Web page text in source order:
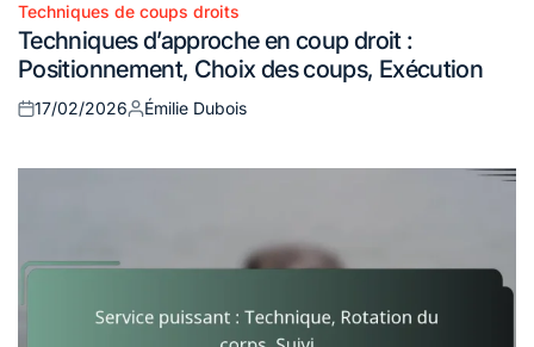
Posted
in
Techniques de coups droits
Techniques d’approche en coup droit :
Positionnement, Choix des coups, Exécution
Posted
17/02/2026
Posted
Émilie Dubois